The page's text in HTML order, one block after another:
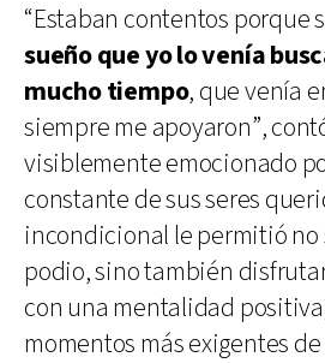
“Estaban contentos porque
sueño que yo lo venía
mucho tiempo, que venía
siempre me apoyaron”,
visiblemente emocionado
constante de sus seres
incondicional le permitió no
podio, sino también
con una mentalidad
momentos más exigentes